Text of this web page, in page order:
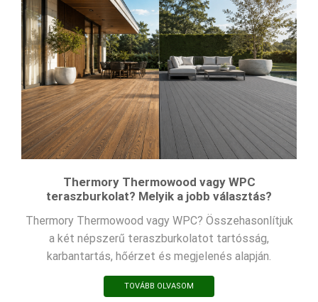
Thermory Thermowood vagy WPC
teraszburkolat? Melyik a jobb választás?
Thermory Thermowood vagy WPC? Összehasonlítjuk
a két népszerű teraszburkolatot tartósság,
karbantartás, hőérzet és megjelenés alapján.
TOVÁBB OLVASOM